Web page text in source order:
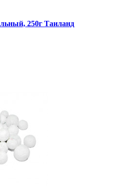
250г Таиланд